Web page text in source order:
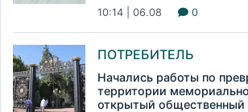
10:14 | 06.08 0
ПОТРЕБИТЕЛЬ
Начались работы по
территории
открытый общественный